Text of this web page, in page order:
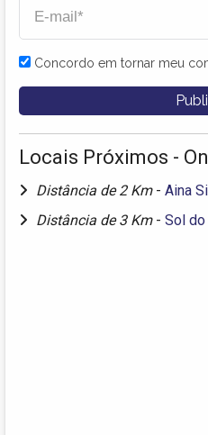
Concordo em tornar meu
Locais Próximos -
Distância de 2 Km - Aina
Distância de 3 Km - Sol do